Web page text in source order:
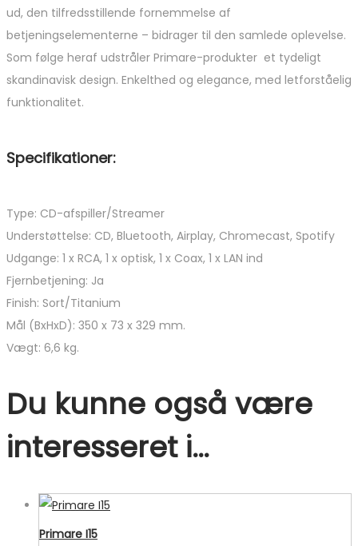
ud, den tilfredsstillende fornemmelse af
betjeningselementerne – bidrager til den samlede oplevelse.
Som følge heraf udstråler Primare-produkter et tydeligt
skandinavisk design. Enkelthed og elegance, med letforståelig
funktionalitet.
Specifikationer:
Type: CD-afspiller/Streamer
Understøttelse: CD, Bluetooth, Airplay, Chromecast, Spotify
Udgange: 1 x RCA, 1 x optisk, 1 x Coax, 1 x LAN ind
Fjernbetjening: Ja
Finish: Sort/Titanium
Mål (BxHxD): 350 x 73 x 329 mm.
Vægt: 6,6 kg.
Du kunne også være
interesseret i…
Primare I15